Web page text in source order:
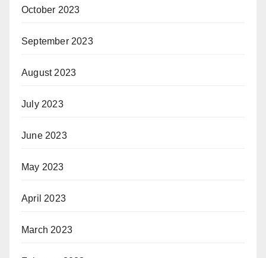
October 2023
September 2023
August 2023
July 2023
June 2023
May 2023
April 2023
March 2023